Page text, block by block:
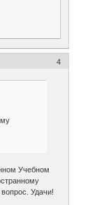
4
Учебном
Удачи!